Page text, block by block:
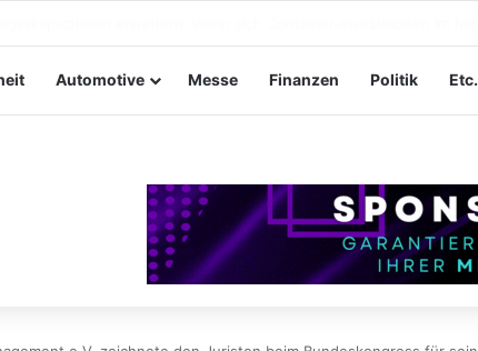
Automotive Messe Finanzen Politik Etc.